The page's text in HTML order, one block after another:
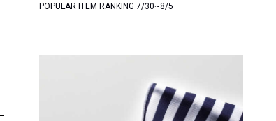
POPULAR ITEM RANKING 7/30~8/5